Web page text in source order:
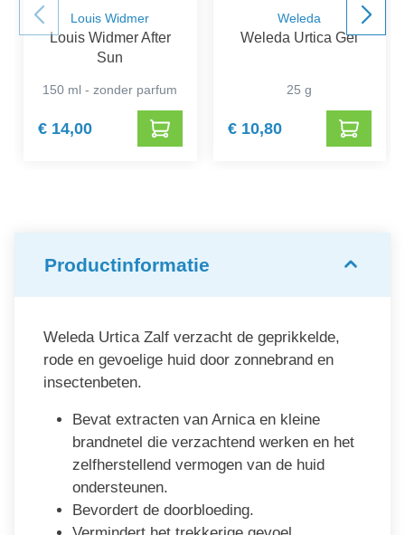
Louis Widmer
Louis Widmer After
Sun
150 ml - zonder parfum
€ 14,00
Weleda
Weleda Urtica Gel
25 g
€ 10,80
Productinformatie
Weleda Urtica Zalf verzacht de geprikkelde,
rode en gevoelige huid door zonnebrand en
insectenbeten.
Bevat extracten van Arnica en kleine
brandnetel die verzachtend werken en het
zelfherstellend vermogen van de huid
ondersteunen.
Bevordert de doorbloeding.